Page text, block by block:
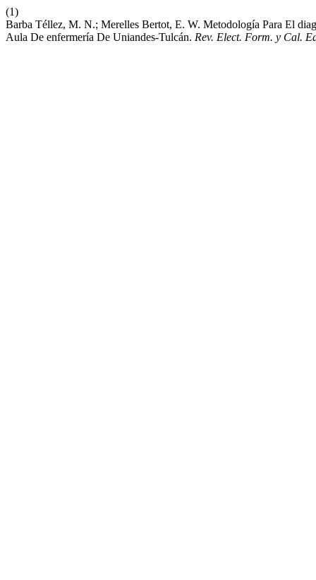
(1)
Barba Téllez, M. N.; Merelles Bertot, E. W. Metodología Para El
Aula De enfermería De Uniandes-Tulcán. Rev. Elect. Form. y Cal.